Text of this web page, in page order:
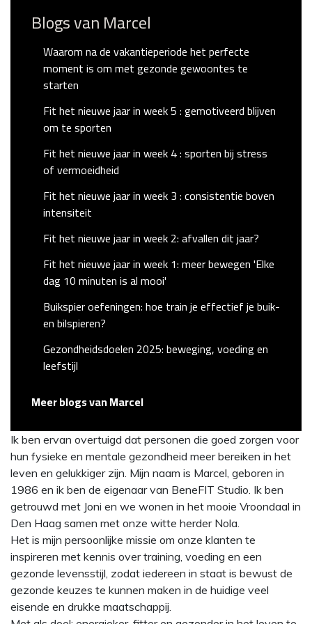
Blogs van Marcel
Waarom na de vakantieperiode het perfecte
moment is om met gezonde gewoontes te
starten
Fit het nieuwe jaar in week 5 : gemotiveerd blijven
om te sporten
Fit het nieuwe jaar in week 4 : sporten bij stress
of vermoeidheid
Fit het nieuwe jaar in week 3 : consistentie boven
intensiteit
Fit het nieuwe jaar in week 2: afvallen dit jaar?
Fit het nieuwe jaar in week 1: meer bewegen 'Elke
dag 10 minuten is al mooi'
Buikspier oefeningen: hoe train je effectief je buik-
en bilspieren?
Gezondheidsdoelen 2025: beweging, voeding en
leefstijl
Meer blogs van Marcel
Ik ben ervan overtuigd dat personen die goed zorgen voor
hun fysieke en mentale gezondheid meer bereiken in het
leven en gelukkiger zijn. Mijn naam is Marcel, geboren in
1986 en ik ben de eigenaar van BeneFIT Studio. Ik ben
getrouwd met Joni en we wonen in het mooie Vroondaal in
Den Haag samen met onze witte herder Nola.
Het is mijn persoonlijke missie om onze klanten te
inspireren met kennis over training, voeding en een
gezonde levensstijl, zodat iedereen in staat is bewust de
gezonde keuzes te kunnen maken in de huidige veel
eisende en drukke maatschappij.